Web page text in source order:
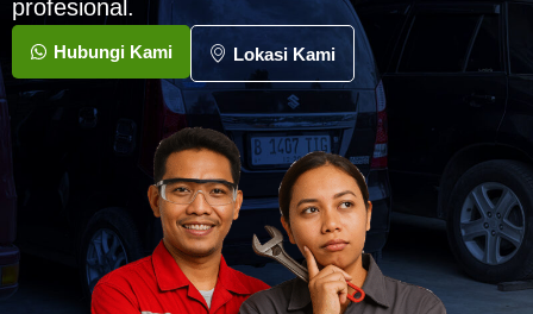
profesional.
Hubungi Kami Lokasi Kami